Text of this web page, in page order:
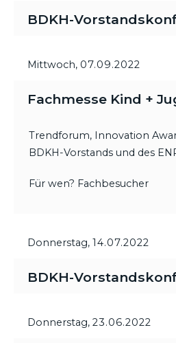
BDKH-
Mittwoch, 07.09.2022
Fachmesse Kind +
Trendforum, Innovation
BDKH-Vorstands und des
Für wen? Fachbesucher
Donnerstag, 14.07.2022
BDKH-
Donnerstag, 23.06.2022